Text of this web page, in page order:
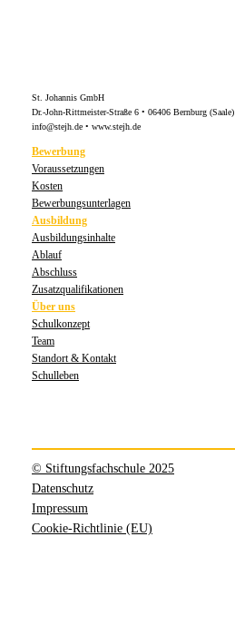
St. Johannis GmbH
Dr.-John-Rittmeister-Straße 6 • 06406 Bernburg (Saale)
info@stejh.de • www.stejh.de
Bewerbung
Voraussetzungen
Kosten
Bewerbungsunterlagen
Ausbildung
Ausbildungsinhalte
Ablauf
Abschluss
Zusatzqualifikationen
Über uns
Schulkonzept
Team
Standort & Kontakt
Schulleben
© Stiftungsfachschule 2025
Datenschutz
Impressum
Cookie-Richtlinie (EU)